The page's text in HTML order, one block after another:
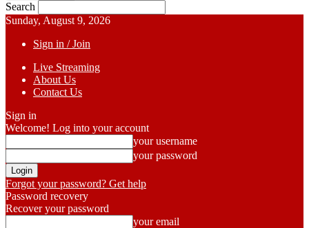
Search
Sunday, August 9, 2026
Sign in / Join
Live Streaming
About Us
Contact Us
Sign in
Welcome! Log into your account
your username
your password
Forgot your password? Get help
Password recovery
Recover your password
your email